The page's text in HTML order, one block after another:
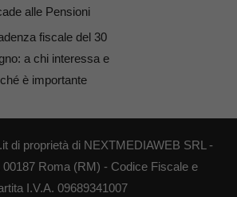
alle Pensioni
fiscale del 30
a chi interessa e
è importante
di proprietà di NEXTMEDIAWEB SRL -
00187 Roma (RM) - Codice Fiscale e
I.V.A. 09689341007